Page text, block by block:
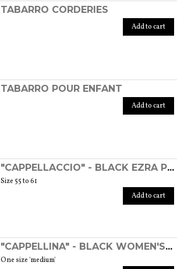
TABARRO CORDERIES
Add to cart
TABARRO POUR ENFANT
Add to cart
"CAPPELLACCIO" - BLACK EZRA POUND HAT
Size 55 to 61
Add to cart
"CAPPELLINA" - BLACK WOMEN'S WOOL FELT HAT
One size 'medium'